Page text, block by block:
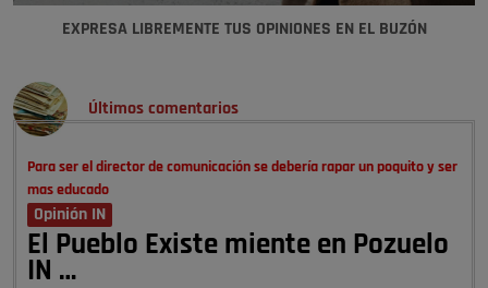
EXPRESA LIBREMENTE TUS OPINIONES EN EL BUZÓN
Últimos comentarios
Para ser el director de comunicación se debería rapar un poquito y ser
mas educado
Opinión IN
El Pueblo Existe miente en Pozuelo
IN …